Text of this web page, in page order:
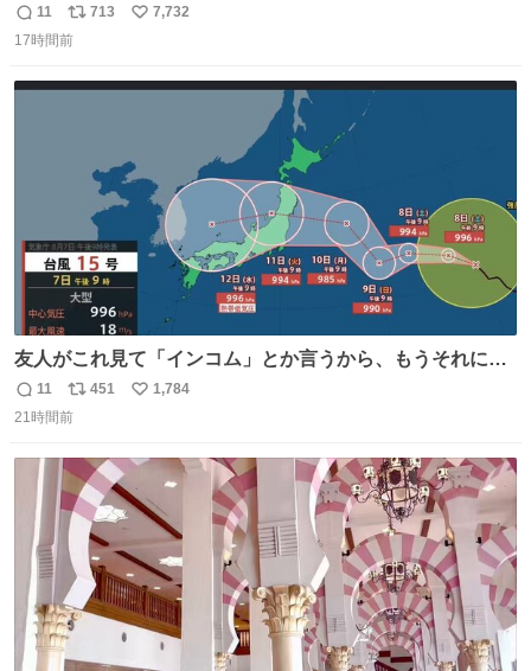
返
信
11
リ
ポ
713
い
7,732
17時間前
友人がこれ見て「インコム」とか言うから、もうそれにし
か見えなくなっちゃった。
返
信
11
リ
ポ
ト
数
451
い
1,784
21時間前